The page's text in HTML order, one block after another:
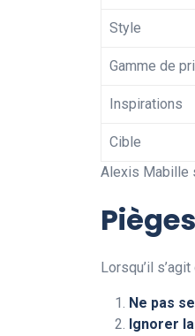
Style
Gamme de
Inspirations
Cible
Alexis Mabille
Lorsqu’il
Ne pas
Ignorer